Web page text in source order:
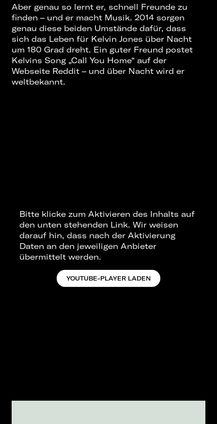
Aber genau so lernt er, schnell Freunde zu
finden – und er macht Musik. 2014 sorgen
genau diese beiden Umstände dafür, dass
sich das Leben für Kelvin Jones über Nacht
um 180 Grad dreht. Ein guter Freund postet
Kelvins Song „Call You Home“ auf der
Webseite Reddit – und über Nacht wird er
weltbekannt.
Bitte klicke zum Aktivieren des Inhalts auf
den unten stehenden Link. Wir weisen
darauf hin, dass nach der Aktivierung
Daten an den jeweiligen Anbieter
übermittelt werden.
YOUTUBE-PLAYER LADEN